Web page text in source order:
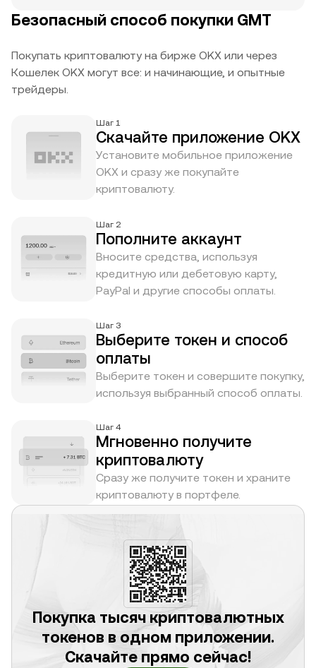
Безопасный способ покупки GMT
Покупать криптовалюту на бирже OKX или через
Кошелек OKX могут все: и начинающие, и опытные
трейдеры.
Шаг 1
Скачайте приложение OKX
Установите мобильное приложение
OKX и сразу же покупайте
криптовалюту.
Шаг 2
Пополните аккаунт
Вносите средства, используя
кредитную или дебетовую карту,
PayPal и другие способы оплаты.
Шаг 3
Выберите токен и способ
оплаты
Выберите токен и совершите покупку,
используя выбранный способ оплаты.
Шаг 4
Мгновенно получите
криптовалюту
Сразу же получите токен и храните
криптовалюту в портфеле.
Покупка тысяч криптовалютных
токенов в одном приложении.
Скачайте прямо сейчас!